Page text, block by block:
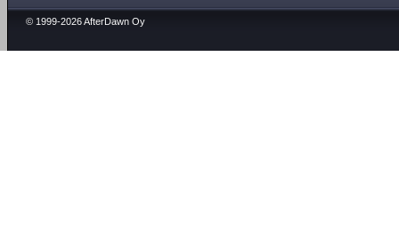
© 1999-2026 AfterDawn Oy